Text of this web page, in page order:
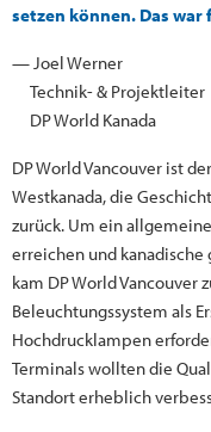
setzen können. Das
— Joel Werner
Technik- & Projektleiter
DP World Kanada
DP World Vancouver ist
Westkanada, die
zurück. Um ein
erreichen und
kam DP World Vancouver
Beleuchtungssystem als
Hochdrucklampen
Terminals wollten die
Standort erheblich